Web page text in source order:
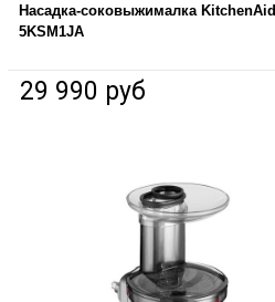
Насадка-соковыжималка KitchenAid
5KSM1JA
29 990 руб